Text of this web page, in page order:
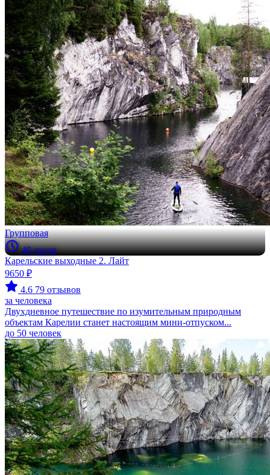
Групповая
40 часов
Карельские выходные 2. Лайт
9650 ₽
4.6 79 отзывов
за человека
Двухдневное путешествие по изумительным природным
объектам Карелии станет настоящим мини-отпуском...
до 50 человек